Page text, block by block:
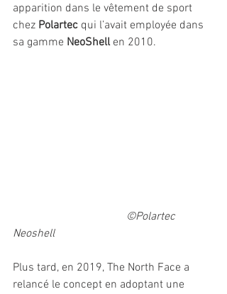
apparition dans le vêtement de sport
chez Polartec qui l’avait employée dans
sa gamme NeoShell en 2010.
©Polartec
Neoshell
Plus tard, en 2019, The North Face a
relancé le concept en adoptant une